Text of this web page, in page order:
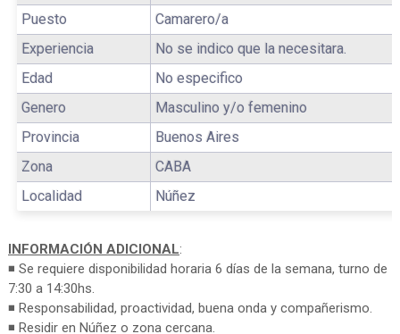
Puesto
Camarero/a
Experiencia
No se indico que la necesitara.
Edad
No especifico
Genero
Masculino y/o femenino
Provincia
Buenos Aires
Zona
CABA
Localidad
Núñez
INFORMACIÓN ADICIONAL:
◾ Se requiere disponibilidad horaria 6 días de la semana, turno de
7:30 a 14:30hs.
◾ Responsabilidad, proactividad, buena onda y compañerismo.
◾ Residir en Núñez o zona cercana.